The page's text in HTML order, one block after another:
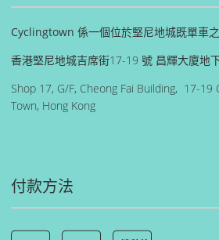
Cyclingtown 係一個位於堅尼地城既單車
香港堅尼地城吉席街17-19 號 昌輝大廈地
Shop 17, G/F, Cheong Fai Building, 17-19
Town, Hong Kong
付款方法